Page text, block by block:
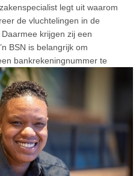
legt uit waarom
de vluchtelingen in de
krijgen zij een
BSN is belangrijk om
bankrekeningnummer te